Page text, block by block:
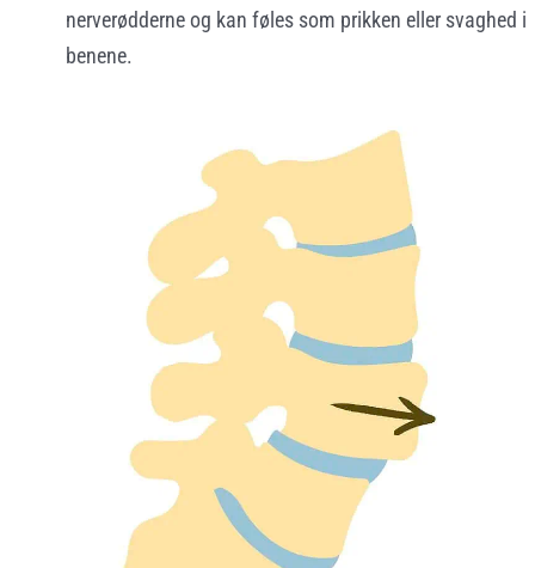
nerverødderne og kan føles som prikken eller svaghed i
benene.